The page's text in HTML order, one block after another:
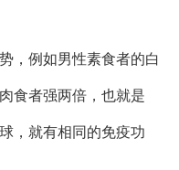
营养宝库。糙米、燕
等营养丰富的部分，富